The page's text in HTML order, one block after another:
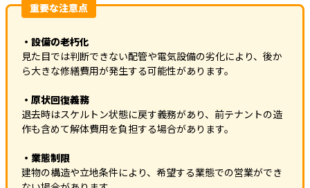
重要な注意点
・設備の老朽化
見た目では判断できない配管や電気設備の劣化により、後か
ら大きな修繕費用が発生する可能性があります。
・原状回復義務
退去時はスケルトン状態に戻す義務があり、前テナントの造
作も含めて解体費用を負担する場合があります。
・業態制限
建物の構造や立地条件により、希望する業態での営業ができ